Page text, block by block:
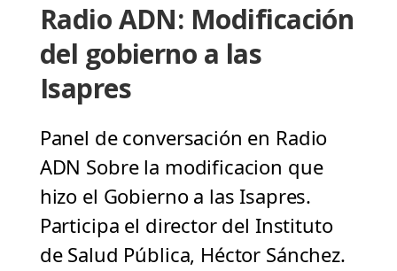
Radio ADN: Modificación
del gobierno a las
Isapres
Panel de conversación en Radio
ADN Sobre la modificacion que
hizo el Gobierno a las Isapres.
Participa el director del Instituto
de Salud Pública, Héctor Sánchez.